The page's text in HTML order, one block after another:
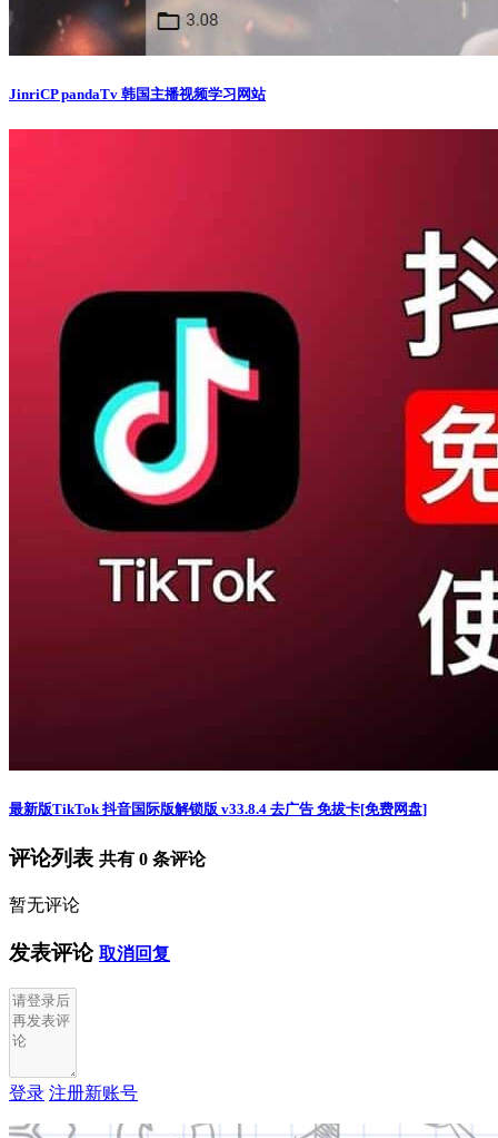
JinriCP pandaTv 韩国主播视频学习网站
最新版TikTok 抖音国际版解锁版 v33.8.4 去广告 免拔卡[免费网盘]
评论列表 共有 0 条评论
暂无评论
发表评论 取消回复
登录 注册新账号